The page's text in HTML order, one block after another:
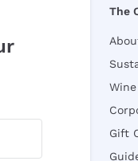
The
Gift